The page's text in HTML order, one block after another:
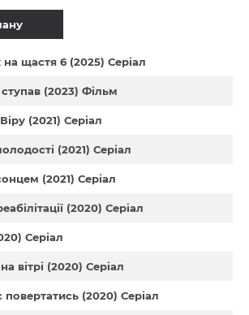
щастя 6 (2025) Серіал
(2023) Фільм
(2021) Серіал
(2021) Серіал
(2021) Серіал
(2020) Серіал
Серіал
вітрі (2020) Серіал
повертатись (2020) Серіал